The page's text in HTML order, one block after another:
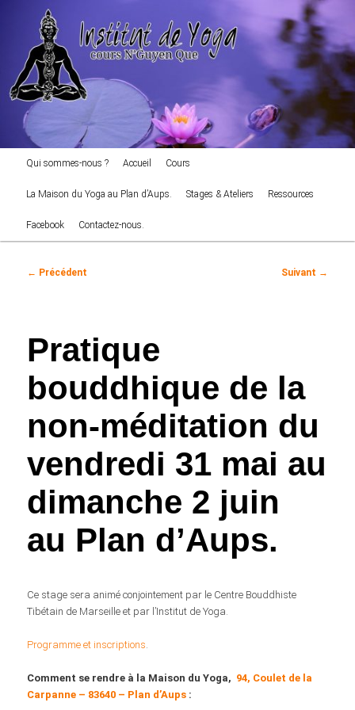
principal
Institut de Yoga
cours NGuyen Que
Qui sommes-nous ? Accueil Cours
La Maison du Yoga au Plan d’Aups. Stages & Ateliers Ressources
Facebook Contactez-nous.
Navigation
← Précédent Suivant →
Pratique
bouddhique de la
non-méditation du
vendredi 31 mai au
dimanche 2 juin
au Plan d’Aups.
Ce stage sera animé conjointement par le Centre Bouddhiste
Tibétain de Marseille et par l’Institut de Yoga.
Programme et inscriptions
Comment se rendre à la Maison du Yoga, 94, Coulet de la
Carpanne – 83640 – Plan d’Aups :